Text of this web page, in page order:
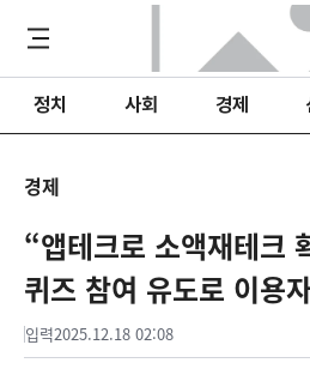
정치 사회 경제
경제
“앱테크로 소액재테크
퀴즈 참여 유도로 이용
입력2025.12.18 02:08